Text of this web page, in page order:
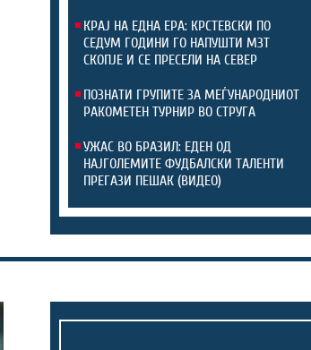
КРАЈ НА ЕДНА ЕРА: КРСТЕВСКИ ПО
СЕДУМ ГОДИНИ ГО НАПУШТИ МЗТ
СКОПЈЕ И СЕ ПРЕСЕЛИ НА СЕВЕР
ПОЗНАТИ ГРУПИТЕ ЗА МЕЃУНАРОДНИОТ
РАКОМЕТЕН ТУРНИР ВО СТРУГА
УЖАС ВО БРАЗИЛ: ЕДЕН ОД
НАЈГОЛЕМИТЕ ФУДБАЛСКИ ТАЛЕНТИ
ПРЕГАЗИ ПЕШАК (ВИДЕО)